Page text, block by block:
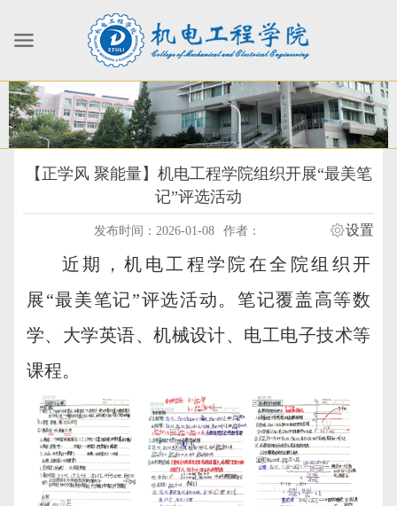
【正学风 聚能量】机电工程学院组织开展“最美笔
记”评选活动
发布时间：2026-01-08 作者： 设置
近期，机电工程学院在全院组织开
展“最美笔记”评选活动。笔记覆盖高等数
学、大学英语、机械设计、电工电子技术等
课程。